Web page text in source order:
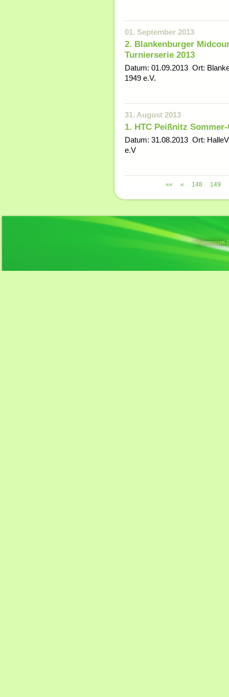
01. September 2013
2. Blankenburger
Turnierserie 2013
Datum: 01.09.2013 Ort:
1949 e.V.
31. August 2013
1. HTC Peißnitz Sommer-
Datum: 31.08.2013 Ort:
e.V
«« « 148 149
Impressum